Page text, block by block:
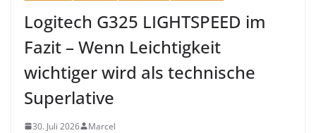
Logitech G325 LIGHTSPEED im
Fazit – Wenn Leichtigkeit
wichtiger wird als technische
Superlative
30. Juli 2026 Marcel